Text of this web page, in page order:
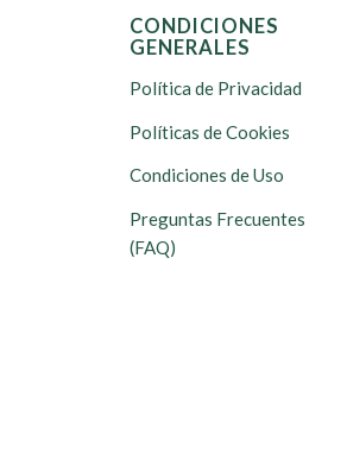
CONDICIONES
GENERALES
Política de Privacidad
Políticas de Cookies
Condiciones de Uso
Preguntas Frecuentes
(FAQ)